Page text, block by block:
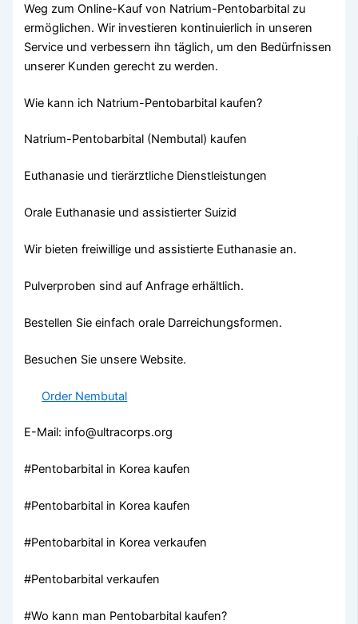
Weg zum Online-Kauf von Natrium-Pentobarbital zu
ermöglichen. Wir investieren kontinuierlich in unseren
Service und verbessern ihn täglich, um den Bedürfnissen
unserer Kunden gerecht zu werden.
Wie kann ich Natrium-Pentobarbital kaufen?
Natrium-Pentobarbital (Nembutal) kaufen
Euthanasie und tierärztliche Dienstleistungen
Orale Euthanasie und assistierter Suizid
Wir bieten freiwillige und assistierte Euthanasie an.
Pulverproben sind auf Anfrage erhältlich.
Bestellen Sie einfach orale Darreichungsformen.
Besuchen Sie unsere Website.
Order Nembutal
E-Mail: info@ultracorps.org
#Pentobarbital in Korea kaufen
#Pentobarbital in Korea kaufen
#Pentobarbital in Korea verkaufen
#Pentobarbital verkaufen
#Wo kann man Pentobarbital kaufen?